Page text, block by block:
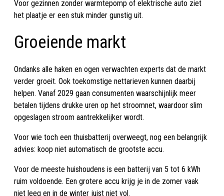
Voor gezinnen zonder warmtepomp of elektrische auto ziet
het plaatje er een stuk minder gunstig uit.
Groeiende markt
Ondanks alle haken en ogen verwachten experts dat de markt
verder groeit. Ook toekomstige nettarieven kunnen daarbij
helpen. Vanaf 2029 gaan consumenten waarschijnlijk meer
betalen tijdens drukke uren op het stroomnet, waardoor slim
opgeslagen stroom aantrekkelijker wordt.
Voor wie toch een thuisbatterij overweegt, nog een belangrijk
advies: koop niet automatisch de grootste accu.
Voor de meeste huishoudens is een batterij van 5 tot 6 kWh
ruim voldoende. Een grotere accu krijg je in de zomer vaak
niet leeg en in de winter juist niet vol.